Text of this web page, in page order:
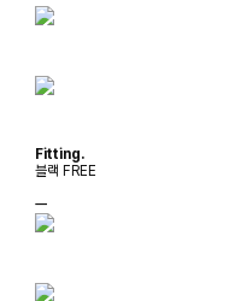
Fitting.
블랙 FREE
ㅡ